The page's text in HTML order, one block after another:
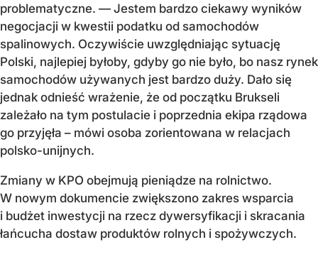
problematyczne. — Jestem bardzo ciekawy wyników
negocjacji w kwestii podatku od samochodów
spalinowych. Oczywiście uwzględniając sytuację
Polski, najlepiej byłoby, gdyby go nie było, bo nasz rynek
samochodów używanych jest bardzo duży. Dało się
jednak odnieść wrażenie, że od początku Brukseli
zależało na tym postulacie i poprzednia ekipa rządowa
go przyjęła – mówi osoba zorientowana w relacjach
polsko-unijnych.
Zmiany w KPO obejmują pieniądze na rolnictwo.
W nowym dokumencie zwiększono zakres wsparcia
i budżet inwestycji na rzecz dywersyfikacji i skracania
łańcucha dostaw produktów rolnych i spożywczych.